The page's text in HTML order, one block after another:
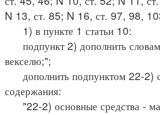
N 13, ст. 85; N 16, ст. 97, 98,
1) в пункте 1 статьи 10:
подпункт 2) дополнить
векселю;";
дополнить подпунктом 22-2)
содержания:
"22-2) основные средства -